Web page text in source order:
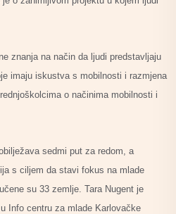
znanja na način da ljudi predstavljaju
imaju iskustva s mobilnosti i razmjena
o načinima mobilnosti i
sedmi put za redom, a
s ciljem da stavi fokus na mlade
su 33 zemlje. Tara Nugent je
Info centru za mlade Karlovačke